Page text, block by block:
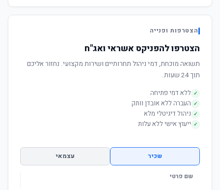
הצטרפות ופנייה
הצטרפו להפניקס אשראי ואג"ח
תשואה מוכחת, דמי ניהול תחרותיים ושירות מקצועי. נחזור אליכם
תוך 24 שעות.
✓ ללא דמי פתיחה
✓ העברה ללא אובדן וותק
✓ ניהול דיגיטלי מלא
✓ ייעוץ אישי ללא עלות
שכיר עצמאי
שם פרטי